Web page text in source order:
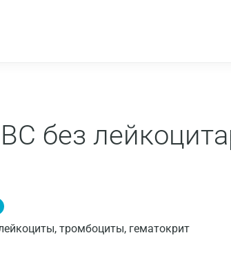
без
тромбоциты, гематокрит